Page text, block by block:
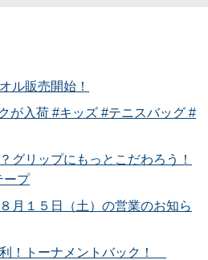
ル販売開始！
が入荷 #キッズ #テニスバッグ #
グリップにもっとこだわろう！
ープ
月１５日（土）の営業のお知ら
！トーナメントバック！